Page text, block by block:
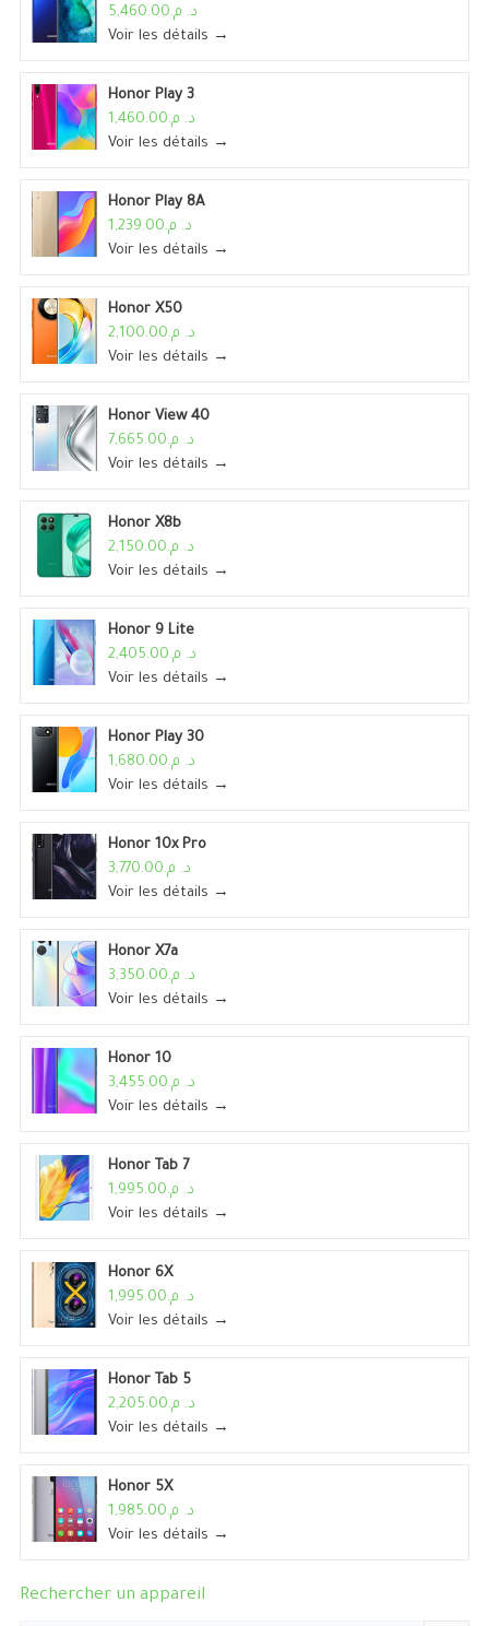
د. م.5,460.00
Voir les détails →
Honor Play 3
د. م.1,460.00
Voir les détails →
Honor Play 8A
د. م.1,239.00
Voir les détails →
Honor X50
د. م.2,100.00
Voir les détails →
Honor View 40
د. م.7,665.00
Voir les détails →
Honor X8b
د. م.2,150.00
Voir les détails →
Honor 9 Lite
د. م.2,405.00
Voir les détails →
Honor Play 30
د. م.1,680.00
Voir les détails →
Honor 10x Pro
د. م.3,770.00
Voir les détails →
Honor X7a
د. م.3,350.00
Voir les détails →
Honor 10
د. م.3,455.00
Voir les détails →
Honor Tab 7
د. م.1,995.00
Voir les détails →
Honor 6X
د. م.1,995.00
Voir les détails →
Honor Tab 5
د. م.2,205.00
Voir les détails →
Honor 5X
د. م.1,985.00
Voir les détails →
Rechercher un appareil